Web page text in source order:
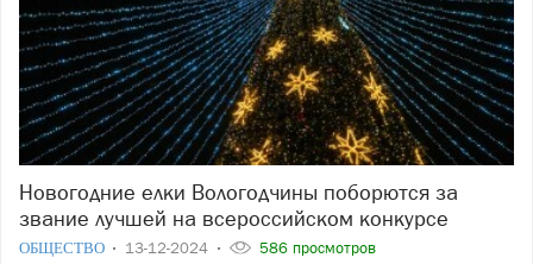
Новогодние елки Вологодчины поборются за
звание лучшей на всероссийском конкурсе
ОБЩЕСТВО 13-12-2024 586 просмотров